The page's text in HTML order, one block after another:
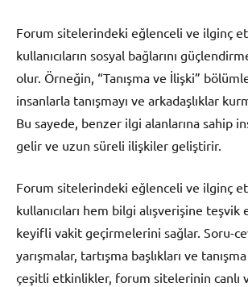
Forum sitelerindeki eğlenceli ve ilginç
kullanıcıların sosyal bağlarını
olur. Örneğin, “Tanışma ve İlişki”
insanlarla tanışmayı ve arkadaşlıklar
Bu sayede, benzer ilgi alanlarına sahip
gelir ve uzun süreli ilişkiler geliştirir.
Forum sitelerindeki eğlenceli ve ilginç
kullanıcıları hem bilgi alışverişine
keyifli vakit geçirmelerini sağlar. Soru-
yarışmalar, tartışma başlıkları ve
çeşitli etkinlikler, forum sitelerinin canlı